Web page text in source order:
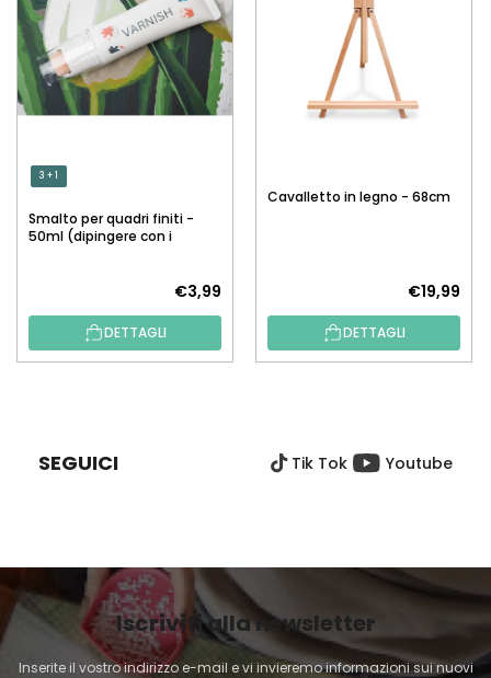
3 + 1
Smalto per quadri finiti -
50ml (dipingere con i
€3,99
DETTAGLI
Cavalletto in legno - 68cm
€19,99
DETTAGLI
G
N
A
SEGUICI Tik Tok Youtube
Iscriviti alla newsletter
Inserite il vostro indirizzo e-mail e vi invieremo informazioni sui nuovi